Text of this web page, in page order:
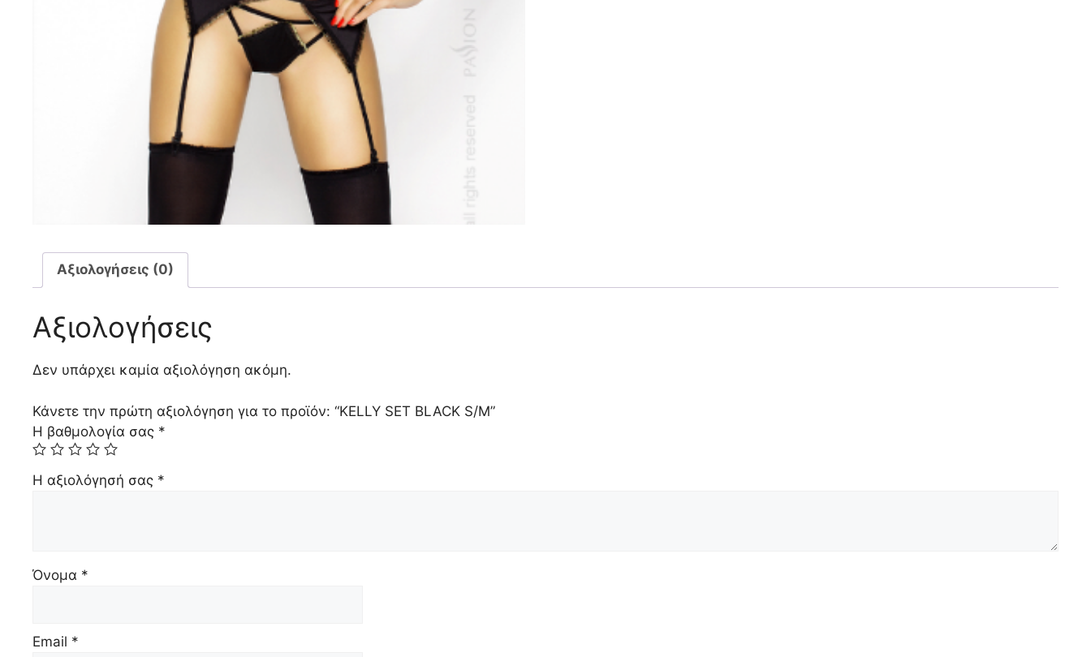
Αξιολογήσεις (0)
Αξιολογήσεις
Δεν υπάρχει καμία αξιολόγηση ακόμη.
Κάνετε την πρώτη αξιολόγηση για το προϊόν: “KELLY SET BLACK S/M”
Η βαθμολογία σας *
Η αξιολόγησή σας *
Όνομα *
Email *